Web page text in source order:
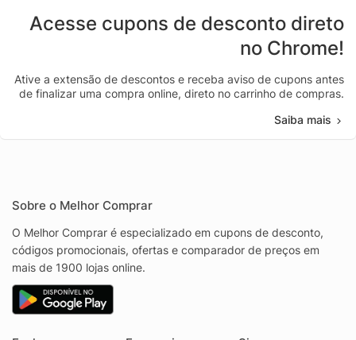
Acesse cupons de desconto direto
no Chrome!
Ative a extensão de descontos e receba aviso de cupons antes
de finalizar uma compra online, direto no carrinho de compras.
Saiba mais
Sobre o Melhor Comprar
O Melhor Comprar é especializado em cupons de desconto,
códigos promocionais, ofertas e comparador de preços em
mais de 1900 lojas online.